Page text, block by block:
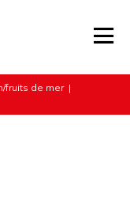
fruits de mer |